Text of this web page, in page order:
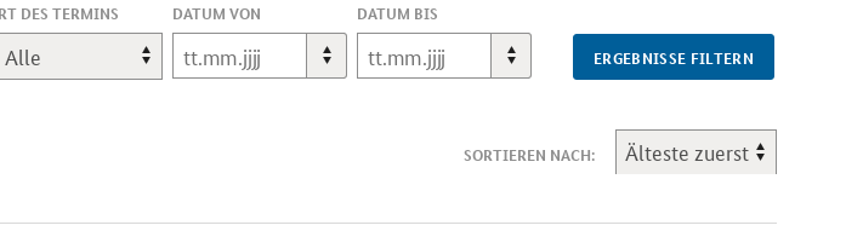
DES TERMINS DATUM VON DATUM BIS
ERGEBNISSE FILTERN
SORTIEREN NACH: